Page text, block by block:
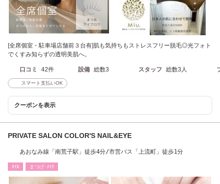
[全席個室・駐車場店舗前３台有]肌も気持ちもストレスフリー脱毛◎光フォト
でくすみ知らずの透明美肌へ。
口コミ 42件 設備 総数3 スタッフ 総数3人
スマート支払いOK
クーポンを表示
PRIVATE SALON COLOR'S NAIL&EYE
あおなみ線「南荒子駅」徒歩4分/市営バス「上流町」徒歩1分
ﾈｲﾙ まつげ･ﾒｲｸ